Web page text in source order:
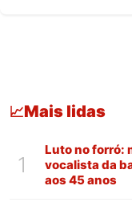
📈Mais lidas
1
Luto no forró:
vocalista da
aos 45 anos